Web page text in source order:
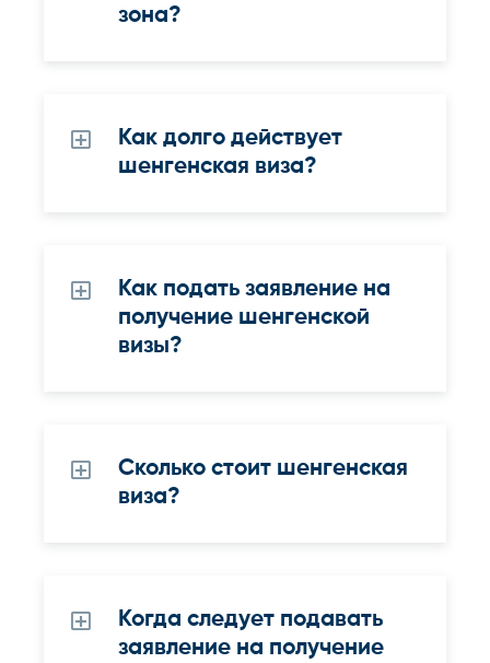
зона?
Как долго действует
шенгенская виза?
Как подать заявление на
получение шенгенской
визы?
Сколько стоит шенгенская
виза?
Когда следует подавать
заявление на получение